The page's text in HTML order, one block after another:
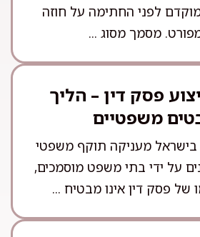
לפני החתימה על חוזה
מסמך מסוג ...
פסק דין – הליך
משפטיים
מעניקה תוקף משפטי
על ידי בתי משפט מוסמכים,
של פסק דין אינו מבטיח ...